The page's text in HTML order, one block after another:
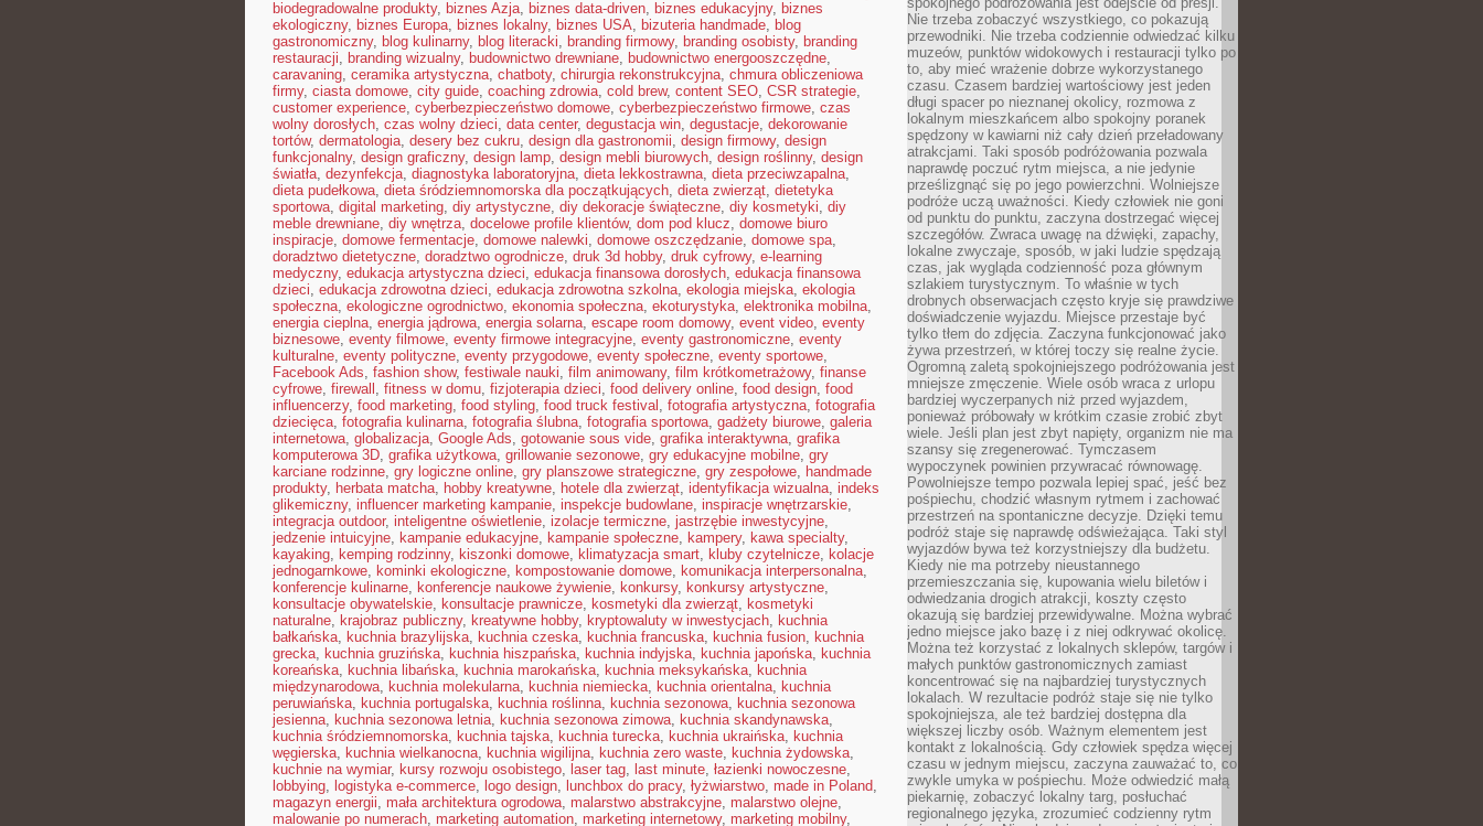
biodegradowalne produkty, biznes Azja, biznes data-driven, biznes edukacyjny, biznes
ekologiczny, biznes Europa, biznes lokalny, biznes USA, bizuteria handmade, blog
gastronomiczny, blog kulinarny, blog literacki, branding firmowy, branding osobisty, branding
restauracji, branding wizualny, budownictwo drewniane, budownictwo energooszczędne,
caravaning, ceramika artystyczna, chatboty, chirurgia rekonstrukcyjna, chmura obliczeniowa
firmy, ciasta domowe, city guide, coaching zdrowia, cold brew, content SEO, CSR strategie,
customer experience, cyberbezpieczeństwo domowe, cyberbezpieczeństwo firmowe, czas
wolny dorosłych, czas wolny dzieci, data center, degustacja win, degustacje, dekorowanie
tortów, dermatologia, desery bez cukru, design dla gastronomii, design firmowy, design
funkcjonalny, design graficzny, design lamp, design mebli biurowych, design roślinny, design
światła, dezynfekcja, diagnostyka laboratoryjna, dieta lekkostrawna, dieta przeciwzapalna,
dieta pudełkowa, dieta śródziemnomorska dla początkujących, dieta zwierząt, dietetyka
sportowa, digital marketing, diy artystyczne, diy dekoracje świąteczne, diy kosmetyki, diy
meble drewniane, diy wnętrza, docelowe profile klientów, dom pod klucz, domowe biuro
inspiracje, domowe fermentacje, domowe nalewki, domowe oszczędzanie, domowe spa,
doradztwo dietetyczne, doradztwo ogrodnicze, druk 3d hobby, druk cyfrowy, e-learning
medyczny, edukacja artystyczna dzieci, edukacja finansowa dorosłych, edukacja finansowa
dzieci, edukacja zdrowotna dzieci, edukacja zdrowotna szkolna, ekologia miejska, ekologia
społeczna, ekologiczne ogrodnictwo, ekonomia społeczna, ekoturystyka, elektronika mobilna,
energia cieplna, energia jądrowa, energia solarna, escape room domowy, event video, eventy
biznesowe, eventy filmowe, eventy firmowe integracyjne, eventy gastronomiczne, eventy
kulturalne, eventy polityczne, eventy przygodowe, eventy społeczne, eventy sportowe,
Facebook Ads, fashion show, festiwale nauki, film animowany, film krótkometrażowy, finanse
cyfrowe, firewall , fitness w domu, fizjoterapia dzieci, food delivery online, food design, food
influencerzy, food marketing, food styling, food truck festival , fotografia artystyczna, fotografia
dziecięca, fotografia kulinarna, fotografia ślubna, fotografia sportowa, gadżety biurowe, galeria
internetowa, globalizacja, Google Ads, gotowanie sous vide, grafika interaktywna, grafika
komputerowa 3D, grafika użytkowa, grillowanie sezonowe, gry edukacyjne mobilne, gry
karciane rodzinne, gry logiczne online, gry planszowe strategiczne, gry zespołowe, handmade
produkty, herbata matcha, hobby kreatywne, hotele dla zwierząt, identyfikacja wizualna, indeks
glikemiczny, influencer marketing kampanie, inspekcje budowlane, inspiracje wnętrzarskie,
integracja outdoor, inteligentne oświetlenie, izolacje termiczne, jastrzębie inwestycyjne,
jedzenie intuicyjne, kampanie edukacyjne, kampanie społeczne, kampery, kawa specialty,
kayaking, kemping rodzinny, kiszonki domowe, klimatyzacja smart, kluby czytelnicze, kolacje
jednogarnkowe, kominki ekologiczne, kompostowanie domowe, komunikacja interpersonalna,
konferencje kulinarne, konferencje naukowe żywienie, konkursy, konkursy artystyczne,
konsultacje obywatelskie, konsultacje prawnicze, kosmetyki dla zwierząt, kosmetyki
naturalne, krajobraz publiczny, kreatywne hobby, kryptowaluty w inwestycjach, kuchnia
bałkańska, kuchnia brazylijska, kuchnia czeska, kuchnia francuska, kuchnia fusion, kuchnia
grecka, kuchnia gruzińska, kuchnia hiszpańska, kuchnia indyjska, kuchnia japońska, kuchnia
koreańska, kuchnia libańska, kuchnia marokańska, kuchnia meksykańska, kuchnia
międzynarodowa, kuchnia molekularna, kuchnia niemiecka, kuchnia orientalna, kuchnia
peruwiańska, kuchnia portugalska, kuchnia roślinna, kuchnia sezonowa, kuchnia sezonowa
jesienna, kuchnia sezonowa letnia, kuchnia sezonowa zimowa, kuchnia skandynawska,
kuchnia śródziemnomorska, kuchnia tajska, kuchnia turecka, kuchnia ukraińska, kuchnia
węgierska, kuchnia wielkanocna, kuchnia wigilijna, kuchnia zero waste, kuchnia żydowska,
kuchnie na wymiar, kursy rozwoju osobistego, laser tag, last minute, łazienki nowoczesne,
lobbying, logistyka e-commerce, logo design, lunchbox do pracy, łyżwiarstwo, made in Poland,
magazyn energii, mała architektura ogrodowa, malarstwo abstrakcyjne, malarstwo olejne,
malowanie po numerach, marketing automation, marketing internetowy, marketing mobilny,
Nie trzeba zobaczyć wszystkiego, co pokazują
przewodniki. Nie trzeba codziennie odwiedzać kilku
muzeów, punktów widokowych i restauracji tylko po
to, aby mieć wrażenie dobrze wykorzystanego
czasu. Czasem bardziej wartościowy jest jeden
długi spacer po nieznanej okolicy, rozmowa z
lokalnym mieszkańcem albo spokojny poranek
spędzony w kawiarni niż cały dzień przeładowany
atrakcjami. Taki sposób podróżowania pozwala
naprawdę poczuć rytm miejsca, a nie jedynie
prześlizgnąć się po jego powierzchni. Wolniejsze
podróże uczą uważności. Kiedy człowiek nie goni
od punktu do punktu, zaczyna dostrzegać więcej
szczegółów. Zwraca uwagę na dźwięki, zapachy,
lokalne zwyczaje, sposób, w jaki ludzie spędzają
czas, jak wygląda codzienność poza głównym
szlakiem turystycznym. To właśnie w tych
drobnych obserwacjach często kryje się prawdziwe
doświadczenie wyjazdu. Miejsce przestaje być
tylko tłem do zdjęcia. Zaczyna funkcjonować jako
żywa przestrzeń, w której toczy się realne życie.
Ogromną zaletą spokojniejszego podróżowania jest
mniejsze zmęczenie. Wiele osób wraca z urlopu
bardziej wyczerpanych niż przed wyjazdem,
ponieważ próbowały w krótkim czasie zrobić zbyt
wiele. Jeśli plan jest zbyt napięty, organizm nie ma
szansy się zregenerować. Tymczasem
wypoczynek powinien przywracać równowagę.
Powolniejsze tempo pozwala lepiej spać, jeść bez
pośpiechu, chodzić własnym rytmem i zachować
przestrzeń na spontaniczne decyzje. Dzięki temu
podróż staje się naprawdę odświeżająca. Taki styl
wyjazdów bywa też korzystniejszy dla budżetu.
Kiedy nie ma potrzeby nieustannego
przemieszczania się, kupowania wielu biletów i
odwiedzania drogich atrakcji, koszty często
okazują się bardziej przewidywalne. Można wybrać
jedno miejsce jako bazę i z niej odkrywać okolicę.
Można też korzystać z lokalnych sklepów, targów i
małych punktów gastronomicznych zamiast
koncentrować się na najbardziej turystycznych
lokalach. W rezultacie podróż staje się nie tylko
spokojniejsza, ale też bardziej dostępna dla
większej liczby osób. Ważnym elementem jest
kontakt z lokalnością. Gdy człowiek spędza więcej
czasu w jednym miejscu, zaczyna zauważać to, co
zwykle umyka w pośpiechu. Może odwiedzić małą
piekarnię, zobaczyć lokalny targ, posłuchać
regionalnego języka, zrozumieć codzienny rytm